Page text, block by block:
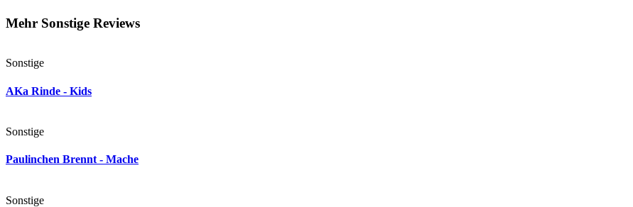
Mehr Sonstige Reviews
Sonstige
AKa Rinde - Kids
Sonstige
Paulinchen Brennt - Mache
Sonstige